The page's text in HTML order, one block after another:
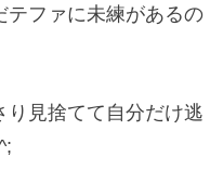
テファに未練があるの
り見捨てて自分だけ逃